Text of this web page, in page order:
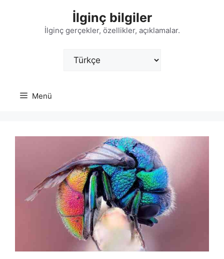
İlginç bilgiler
İlginç gerçekler, özellikler, açıklamalar.
Menü